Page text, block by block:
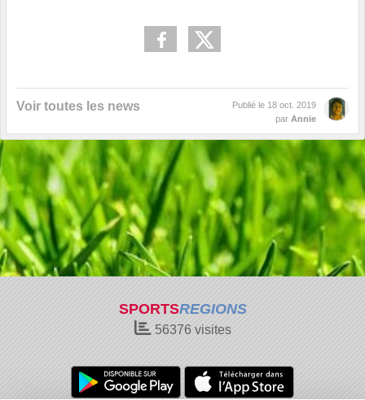
Voir toutes les news Publié le 18 oct. 2019
par Annie
SPORTSREGIONS
56376visites